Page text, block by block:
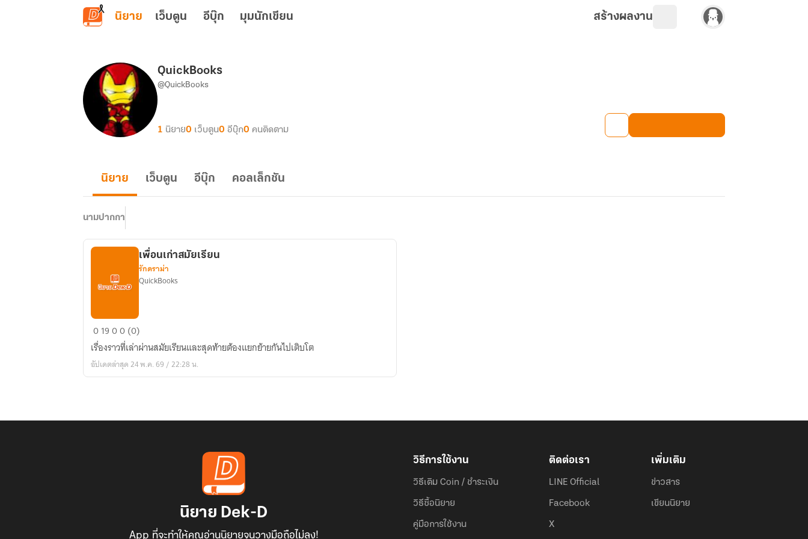
ข้ามไปยังเนื้อหาหลัก
นิยาย เว็บตูน อีบุ๊ก มุมนักเขียน สร้างผลงาน
QuickBooks
@QuickBooks
1 นิยาย0 เว็บตูน0 อีบุ๊ก0 คนติดตาม
นิยาย เว็บตูน อีบุ๊ก คอลเล็กชัน
นามปากกา
เพื่อน
เก่า
สมัย
เรียน
เพื่อนเก่าสมัยเรียน
รักดราม่า
QuickBooks
01900 (0)
เรื่องราวที่เล่าผ่านสมัยเรียนและสุดท้ายต้องแยกย้ายกันไปเติบโต
อัปเดตล่าสุด 24 พ.ค. 69 / 22:28 น.
นิยาย Dek-D
App ที่จะทำให้คุณอ่านนิยายจนวางมือถือไม่ลง!
วิธีการใช้งาน
วิธีเติม Coin / ชำระเงิน
วิธีซื้อนิยาย
คู่มือการใช้งาน
ติดต่อเรา
LINE Official
Facebook
X
เพิ่มเติม
ข่าวสาร
เขียนนิยาย